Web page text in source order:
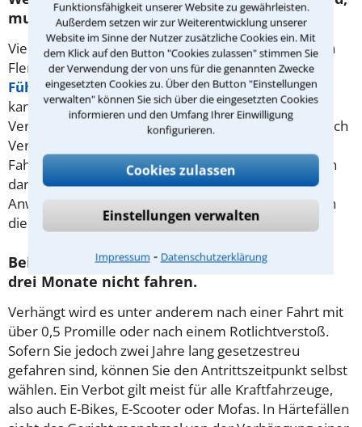
Funktionsfähigkeit unserer Website zu gewährleisten.
Außerdem setzen wir zur Weiterentwicklung unserer
Website im Sinne der Nutzer zusätzliche Cookies ein. Mit
dem Klick auf den Button "Cookies zulassen" stimmen Sie
der Verwendung der von uns für die genannten Zwecke
eingesetzten Cookies zu. Über den Button "Einstellungen
verwalten" können Sie sich über die eingesetzten Cookies
informieren und den Umfang Ihrer Einwilligung
konfigurieren.
Cookies zulassen
Einstellungen verwalten
Impressum ⁃ Datenschutzerklärung
muss mit einem Strafverfahren rechnen.
Viele Verkehrsverstöße werden auch mit Punkten in
Flensburg geahndet und gefährden Ihren
Führerschein. Bevor man einen neuen beantragen
kann, muss man meist eine Sperrfrist abwarten.
Verschiedene Regelungen sollen verhindern, dass sich
Verkehrssünder im EU-Ausland eine neue
Fahrberechtigung besorgen. Wenn man nicht fahren
darf, ist oft auch der Job in Gefahr. Ein erfahrener
Anwalt fürVerkehrsrechtin Worms kann Sie gegen
die Vorwürfe der Behörde verteidigen.
Bei einem Fahrverbot dürfen Sie für ein bis
drei Monate nicht fahren.
Verhängt wird es unter anderem nach einer Fahrt mit
über 0,5 Promille oder nach einem Rotlichtverstoß.
Sofern Sie jedoch zwei Jahre lang gesetzestreu
gefahren sind, können Sie den Antrittszeitpunkt selbst
wählen. Ein Verbot gilt meist für alle Kraftfahrzeuge,
also auch E-Bikes, E-Scooter oder Mofas. In Härtefällen